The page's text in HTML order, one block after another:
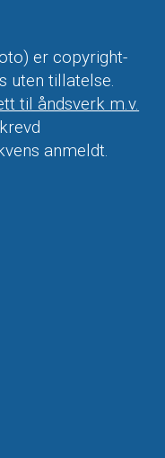
er copyright-
uten tillatelse.
til åndsverk m.v.
anmeldt.